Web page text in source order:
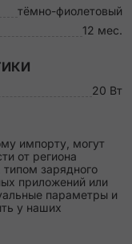
тёмно-фиолетовый
12 мес.
20 Вт
импорту, могут
от региона
зарядного
приложений или
параметры и
у наших